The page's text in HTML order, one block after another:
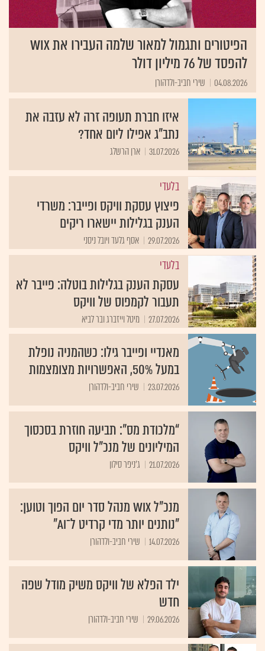
הפיטורים ותגמול למאור שלמה העבירו את Wix
להפסד של 76 מיליון דולר
04.08.2026 שירי חביב-ולדהורן
איזו חברת תעופה זרה לא עזבה את
נתב"ג אפילו ליום אחד?
31.07.2026 ארן הרשלג
בלעדי
פיצוץ עסקת וויקס ופייבר: משרדי
הענק בגלילות יישארו ריקים
29.07.2026 אסף גלעד ויובל ניסני
בלעדי
עסקת הענק בגלילות בוטלה: פייבר לא
תעבור לקמפוס של וויקס
27.07.2026 מיטל וייזברג ובר לביא
מאנדיי ופייבר גילו: כשהמניה נופלת
במעל 50%, האפשרויות מצומצמות
23.07.2026 שירי חביב-ולדהורן
“מלכודת מס”: תביעה חוזרת בסכסוך
המיליונים של מנכ"ל וויקס
21.07.2026 ג'ניפר סילון
מנכ"ל Wix מנהל סדר יום הפוך וטוען:
"נותנים יותר מדי קרדיט ל־AI"
14.07.2026 שירי חביב-ולדהורן
ילד הפלא של וויקס משיק מודל שפה
חדש
29.06.2026 שירי חביב-ולדהורן